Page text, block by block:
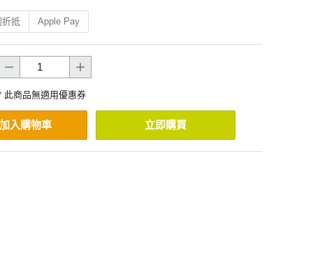
抵 Apple Pay
此商品無適用優惠券
加入購物車 立即購買